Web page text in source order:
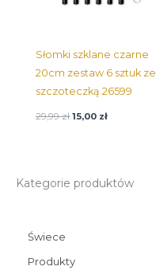
Kategorie produktów
Świece
Produkty
Słomki szklane czarne
20cm zestaw 6 sztuk ze
szczoteczką 26599
29,99zł 15,00 zł